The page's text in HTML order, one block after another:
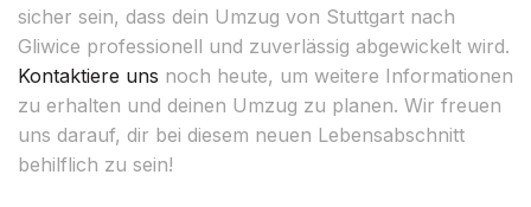
sicher sein, dass dein Umzug von Stuttgart nach
Gliwice professionell und zuverlässig abgewickelt wird.
Kontaktiere uns noch heute, um weitere Informationen
zu erhalten und deinen Umzug zu planen. Wir freuen
uns darauf, dir bei diesem neuen Lebensabschnitt
behilflich zu sein!